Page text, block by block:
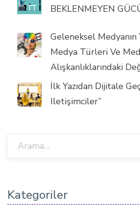
BEKLENMEYEN
Geleneksel
Medya Türleri Ve
Alışkanlıklarındaki
İlk Yazıdan Dijitale
Iletişimciler”
Kategoriler